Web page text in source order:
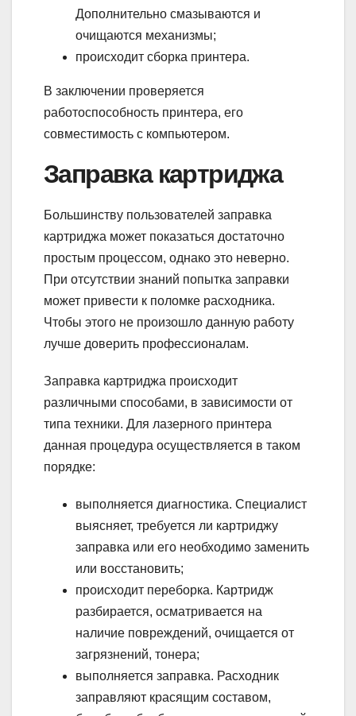
Дополнительно смазываются и
очищаются механизмы;
происходит сборка принтера.
В заключении проверяется
работоспособность принтера, его
совместимость с компьютером.
Заправка картриджа
Большинству пользователей заправка
картриджа может показаться достаточно
простым процессом, однако это неверно.
При отсутствии знаний попытка заправки
может привести к поломке расходника.
Чтобы этого не произошло данную работу
лучше доверить профессионалам.
Заправка картриджа происходит
различными способами, в зависимости от
типа техники. Для лазерного принтера
данная процедура осуществляется в таком
порядке:
выполняется диагностика. Специалист
выясняет, требуется ли картриджу
заправка или его необходимо заменить
или восстановить;
происходит переборка. Картридж
разбирается, осматривается на
наличие повреждений, очищается от
загрязнений, тонера;
выполняется заправка. Расходник
заправляют красящим составом,